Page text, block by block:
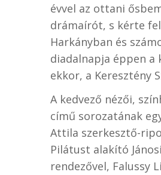
évvel az ottani
drámaírót, s kérte
Harkányban és
diadalnapja éppen
ekkor, a Keresztény
A kedvező nézői,
című sorozatának
Attila szerkesztő-
Pilátust alakító
rendezővel, Falussy